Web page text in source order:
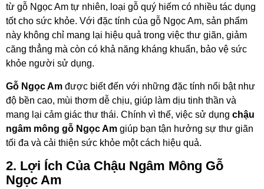
từ gỗ Ngọc Am tự nhiên, loại gỗ quý hiếm có nhiều tác dụng
tốt cho sức khỏe. Với đặc tính của gỗ Ngọc Am, sản phẩm
này không chỉ mang lại hiệu quả trong việc thư giãn, giảm
căng thẳng mà còn có khả năng kháng khuẩn, bảo vệ sức
khỏe người sử dụng.
Gỗ Ngọc Am được biết đến với những đặc tính nổi bật như
độ bền cao, mùi thơm dễ chịu, giúp làm dịu tinh thần và
mang lại cảm giác thư thái. Chính vì thế, việc sử dụng chậu
ngâm mông gỗ Ngọc Am giúp bạn tận hưởng sự thư giãn
tối đa và cải thiện sức khỏe một cách hiệu quả.
2. Lợi Ích Của Chậu Ngâm Mông Gỗ
Ngọc Am